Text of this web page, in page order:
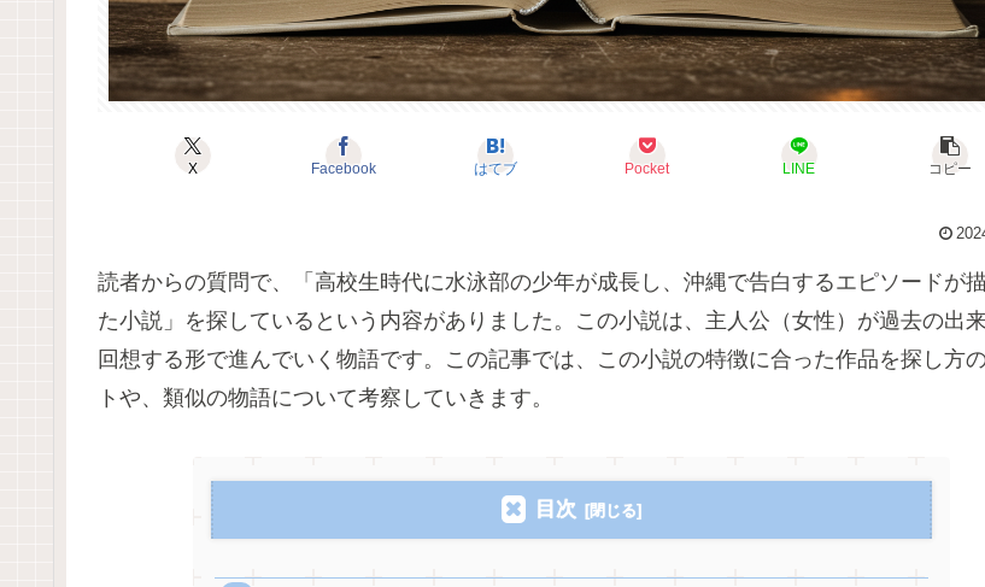
X Facebook はてブ Pocket LINE コピー
読者からの質問で、「高校生時代に水泳部の少年が成長し、沖縄で告白するエピソードが
た小説」を探しているという内容がありました。この小説は、主人公（女性）が過去の出
回想する形で進んでいく物語です。この記事では、この小説の特徴に合った作品を探し方
トや、類似の物語について考察していきます。
目次